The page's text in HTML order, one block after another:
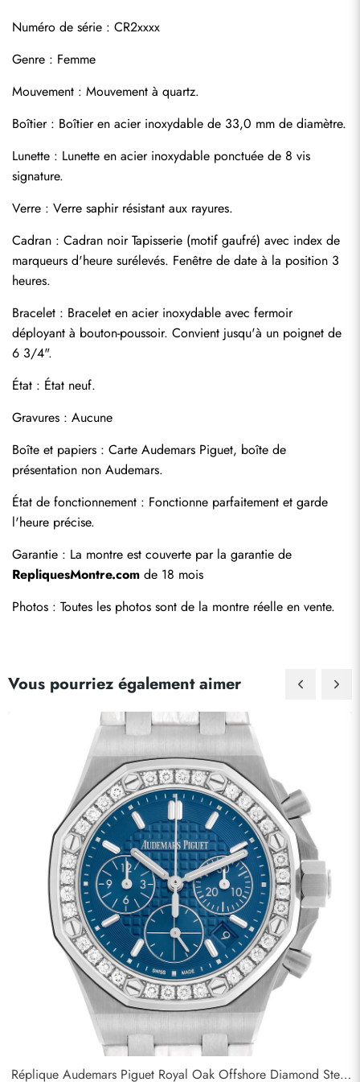
Numéro de série : CR2xxxx
Genre : Femme
Mouvement : Mouvement à quartz.
Boîtier : Boîtier en acier inoxydable de 33,0 mm de diamètre.
Lunette : Lunette en acier inoxydable ponctuée de 8 vis
signature.
Verre : Verre saphir résistant aux rayures.
Cadran : Cadran noir Tapisserie (motif gaufré) avec index de
marqueurs d'heure surélevés. Fenêtre de date à la position 3
heures.
Bracelet : Bracelet en acier inoxydable avec fermoir
déployant à bouton-poussoir. Convient jusqu'à un poignet de
6 3/4".
État : État neuf.
Gravures : Aucune
Boîte et papiers : Carte Audemars Piguet, boîte de
présentation non Audemars.
État de fonctionnement : Fonctionne parfaitement et garde
l'heure précise.
RepliquesMontre.com de 18 mois
Photos : Toutes les photos sont de la montre réelle en vente.
Vous pourriez également aimer
Réplique Audemars Piguet Royal Oak Offshore Diamond Steel